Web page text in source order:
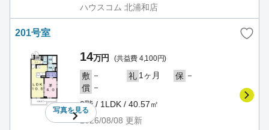
ハウスコム 北浦和店
201号室
写真を見る
14万円 (共益費 4,100円)
敷 － 礼 1ヶ月 保 －
償 －
2階 / 1LDK / 40.57㎡
2026/08/08 更新